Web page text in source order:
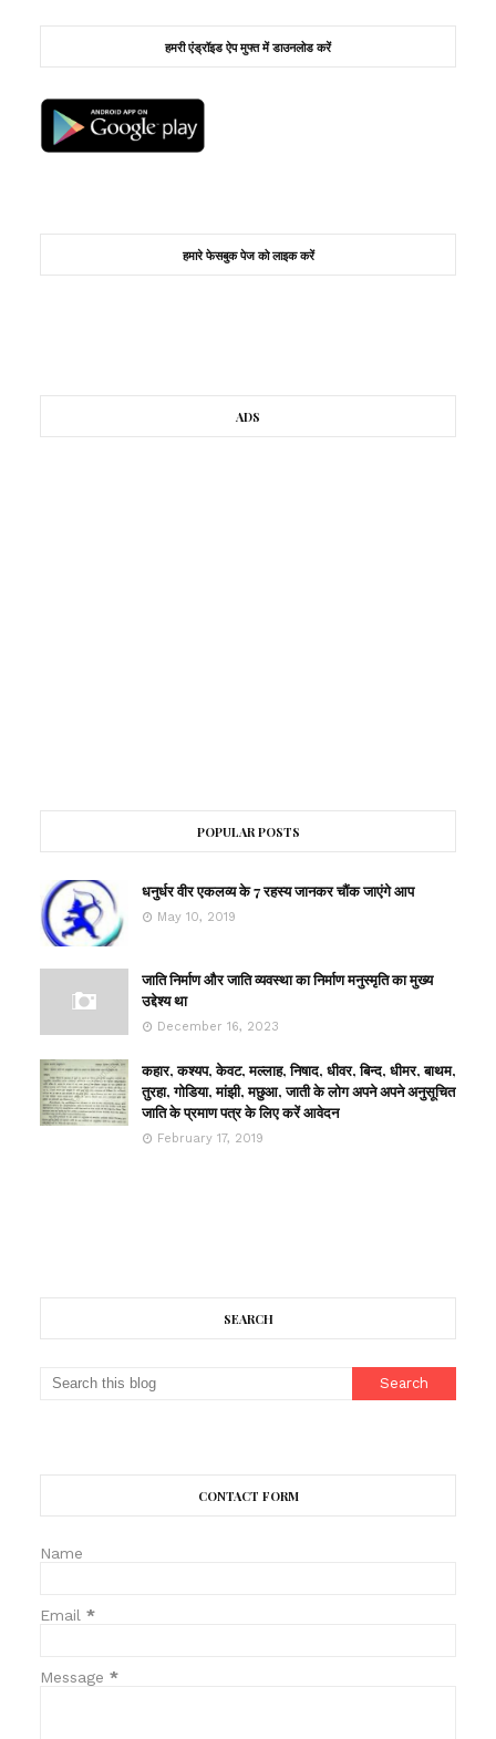
हमरी एंड्रॉइड ऐप मुफ्त में डाउनलोड करें
हमारे फेसबुक पेज को लाइक करें
ADS
POPULAR POSTS
धनुर्धर वीर एकलव्य के 7 रहस्य जानकर चौंक जाएंगे आप
May 10, 2019
जाति निर्माण और जाति व्यवस्था का निर्माण मनुस्मृति का मुख्य
उद्देश्य था
December 16, 2023
कहार, कश्यप, केवट, मल्लाह, निषाद, धीवर, बिन्द, धीमर, बाथम,
तुरहा, गोडिया, मांझी, मछुआ, जाती के लोग अपने अपने अनुसूचित
जाति के प्रमाण पत्र के लिए करें आवेदन
February 17, 2019
SEARCH
CONTACT FORM
Name
Email *
Message *